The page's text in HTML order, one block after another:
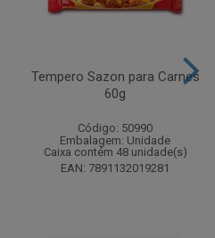
Tempero Sazon para Carnes
60g
Código: 50990
Embalagem: Unidade
Caixa contém 48 unidade(s)
EAN: 7891132019281